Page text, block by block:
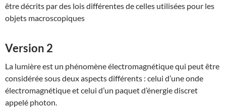
être décrits par des lois différentes de celles utilisées pour les
objets macroscopiques
Version 2
La lumière est un phénomène électromagnétique qui peut être
considérée sous deux aspects différents : celui d’une onde
électromagnétique et celui d’un paquet d’énergie discret
appelé photon.